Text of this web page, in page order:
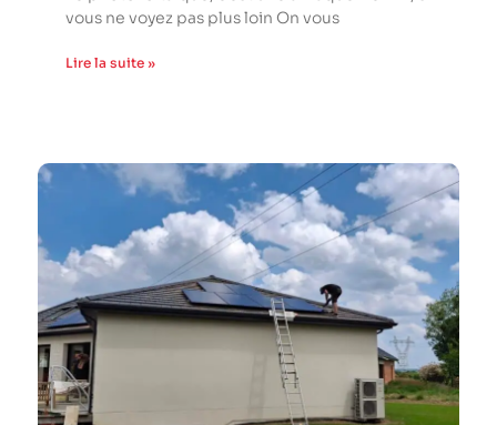
vous ne voyez pas plus loin On vous
Lire la suite »